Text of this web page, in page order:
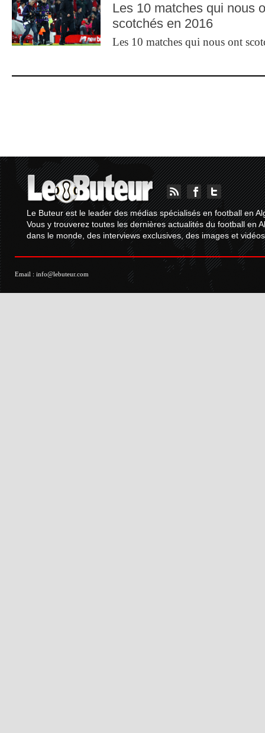
Les 10 matches qui nous
scotchés en 2016
Les 10 matches qui nous ont
Le Buteur est le leader des médias spécialisés en football en
Vous y trouverez toutes les dernières actualités du football en
dans le monde, des interviews exclusives, des images et
Email : info@lebuteur.com